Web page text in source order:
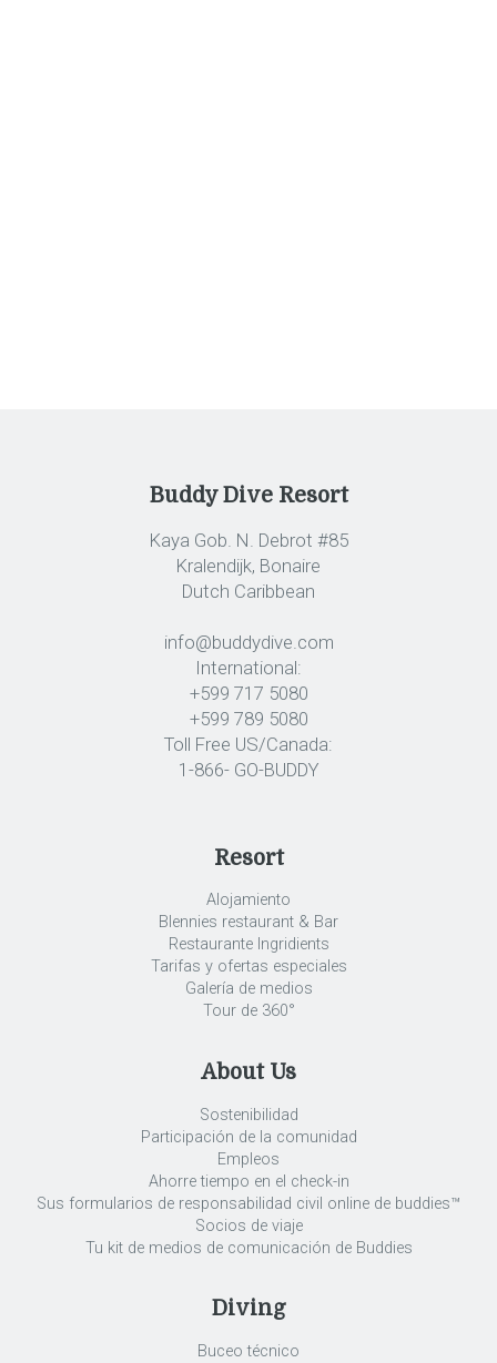
Buddy Dive Resort
Kaya Gob. N. Debrot #85
Kralendijk, Bonaire
Dutch Caribbean
info@buddydive.com
International:
+599 717 5080
+599 789 5080
Toll Free US/Canada:
1-866- GO-BUDDY
Resort
Alojamiento
Blennies restaurant & Bar
Restaurante Ingridients
Tarifas y ofertas especiales
Galería de medios
Tour de 360°
About Us
Sostenibilidad
Participación de la comunidad
Empleos
Ahorre tiempo en el check-in
Sus formularios de responsabilidad civil online de buddies™
Socios de viaje
Tu kit de medios de comunicación de Buddies
Diving
Buceo técnico